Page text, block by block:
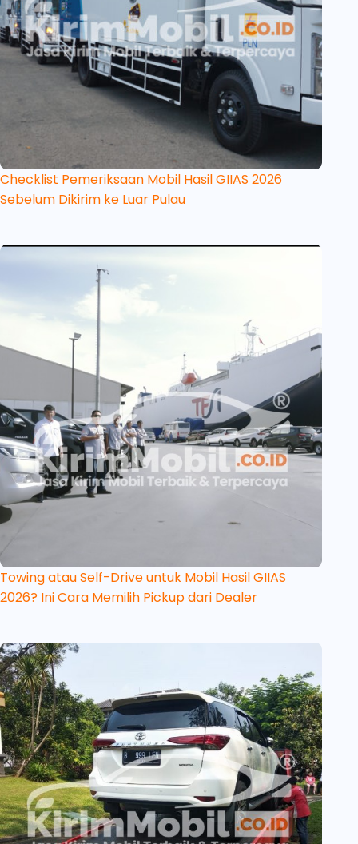
Checklist Pemeriksaan Mobil Hasil GIIAS 2026
Sebelum Dikirim ke Luar Pulau
Towing atau Self-Drive untuk Mobil Hasil GIIAS
2026? Ini Cara Memilih Pickup dari Dealer